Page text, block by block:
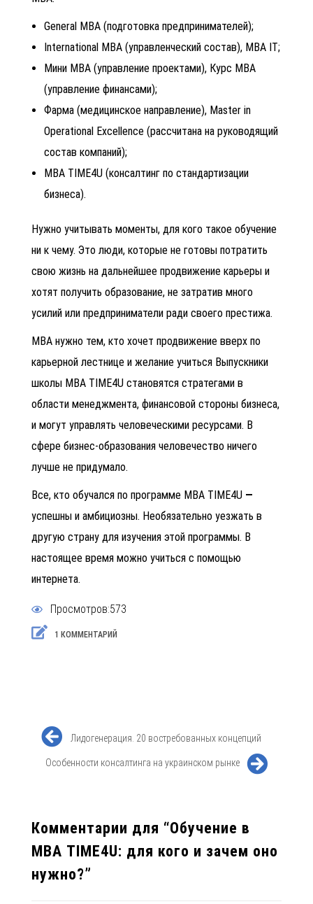
General MBA (подготовка предпринимателей);
International MBA (управленческий состав), MBA IT;
Мини МBА (управление проектами), Курс МВА
(управление финансами);
Фарма (медицинское направление), Master in
Operational Excellence (рассчитана на руководящий
состав компаний);
МВА TIME4U (консалтинг по стандартизации
бизнеса).
Нужно учитывать моменты, для кого такое обучение
ни к чему. Это люди, которые не готовы потратить
свою жизнь на дальнейшее продвижение карьеры и
хотят получить образование, не затратив много
усилий или предприниматели ради своего престижа.
МВА нужно тем, кто хочет продвижение вверх по
карьерной лестнице и желание учиться Выпускники
школы MBA TIME4U становятся стратегами в
области менеджмента, финансовой стороны бизнеса,
и могут управлять человеческими ресурсами. В
сфере бизнес-образования человечество ничего
лучше не придумало.
Все, кто обучался по программе MBA TIME4U —
успешны и амбициозны. Необязательно уезжать в
другую страну для изучения этой программы. В
настоящее время можно учиться с помощью
интернета.
Просмотров:573
1 КОММЕНТАРИЙ
Лидогенерация. 20 востребованных концепций
Особенности консалтинга на украинском рынке
Комментарии для “Обучение в
МВА TIME4U: для кого и зачем оно
нужно?”